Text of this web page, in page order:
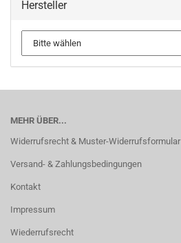
Hersteller
MEHR ÜBER...
Widerrufsrecht & Muster-Widerrufsformular
Versand- & Zahlungsbedingungen
Kontakt
Impressum
Wiederrufsrecht